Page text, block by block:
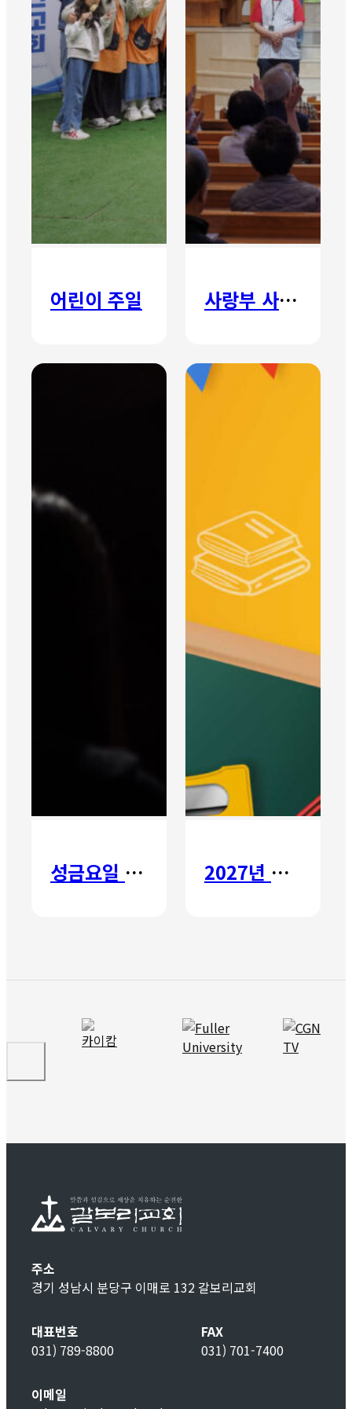
어린이 주일 사랑부 사랑주일
성금요일 칸타타 2027년 갈보리 어학원 유치부 신입생 모집
주소
경기 성남시 분당구 이매로 132 갈보리교회
대표번호
031) 789-8800
FAX
031) 701-7400
이메일